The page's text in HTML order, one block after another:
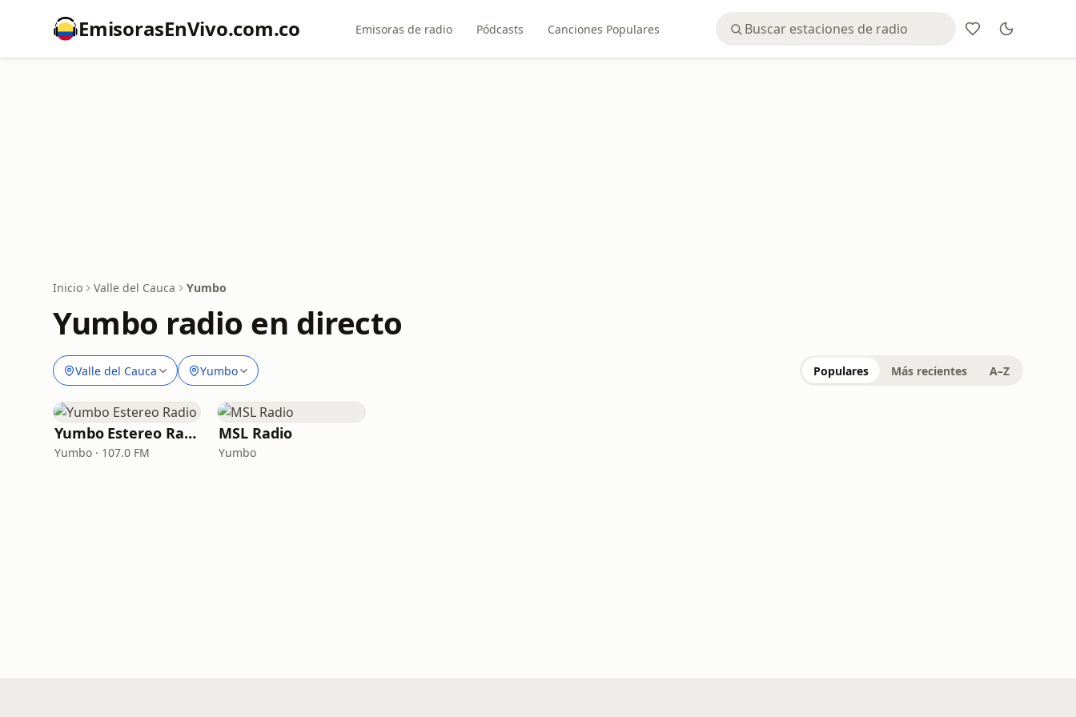
EmisorasEnVivo.com.co Emisoras de radio Pódcasts Canciones Populares
Inicio Valle del Cauca Yumbo
Yumbo radio en directo
Valle del Cauca Yumbo Populares Más recientes A–Z
Yumbo Estereo Radio
Yumbo · 107.0 FM
MSL Radio
Yumbo